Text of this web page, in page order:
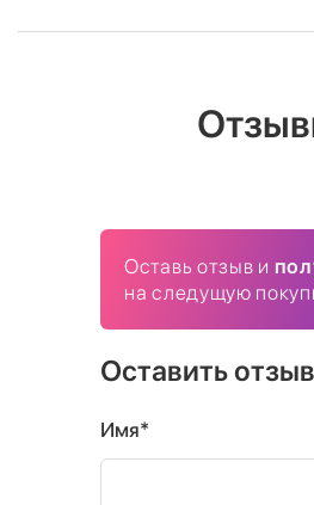
Оставь отзыв и
на следущую
Оставить отзыв
Имя*